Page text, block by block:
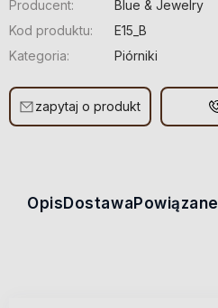
Producent:
Blue & Jewelry
Kod produktu:
E15_B
Kategoria:
Piórniki
zapytaj o produkt
Opis Dostawa Powiązane